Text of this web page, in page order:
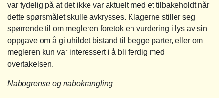
var tydelig på at det ikke var aktuelt med et tilbakeholdt når
dette spørsmålet skulle avkrysses. Klagerne stiller seg
spørrende til om megleren foretok en vurdering i lys av sin
oppgave om å gi uhildet bistand til begge parter, eller om
megleren kun var interessert i å bli ferdig med
overtakelsen.
Nabogrense og nabokrangling